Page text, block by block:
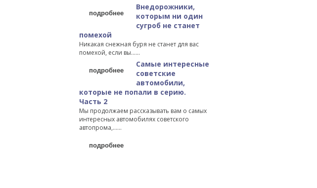
подробнее
Внедорожники,
которым ни один
сугроб не станет
помехой
Никакая снежная буря не станет для вас
помехой, если вы…...
подробнее
Самые интересные
советские
автомобили,
которые не попали в серию.
Часть 2
Мы продолжаем рассказывать вам о самых
интересных автомобилях советского
автопрома,…...
подробнее